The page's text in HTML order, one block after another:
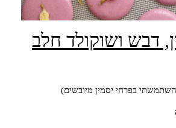
דבש ושוקולד חלב